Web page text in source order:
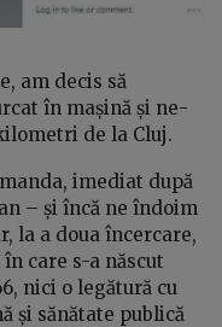
am decis să
în mașină și ne-
de la Cluj.
imediat după
– și încă ne îndoim
la a doua încercare,
care s-a născut
nici o legătură cu
și sănătate publică